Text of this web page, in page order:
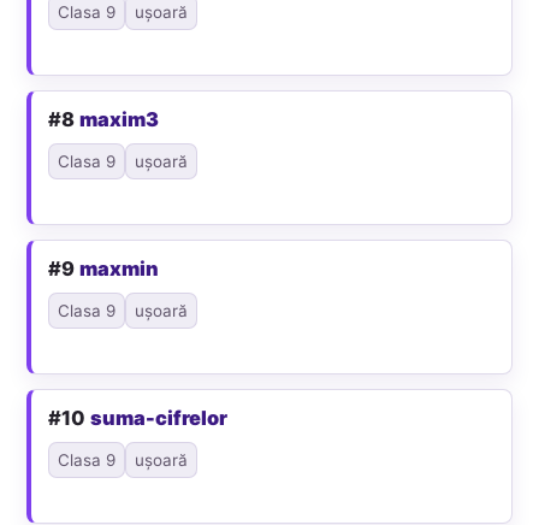
Clasa 9 ușoară
#8maxim3
Clasa 9 ușoară
#9maxmin
Clasa 9 ușoară
#10suma-cifrelor
Clasa 9 ușoară